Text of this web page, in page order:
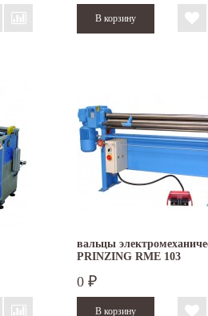
вальцы
PRINZING RME 103
0 ₽